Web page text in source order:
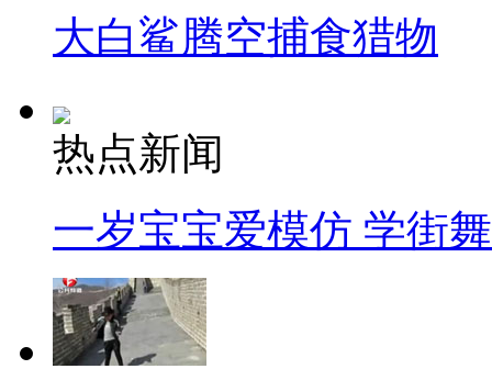
大白鲨腾空捕食猎物
热点新闻
一岁宝宝爱模仿 学街